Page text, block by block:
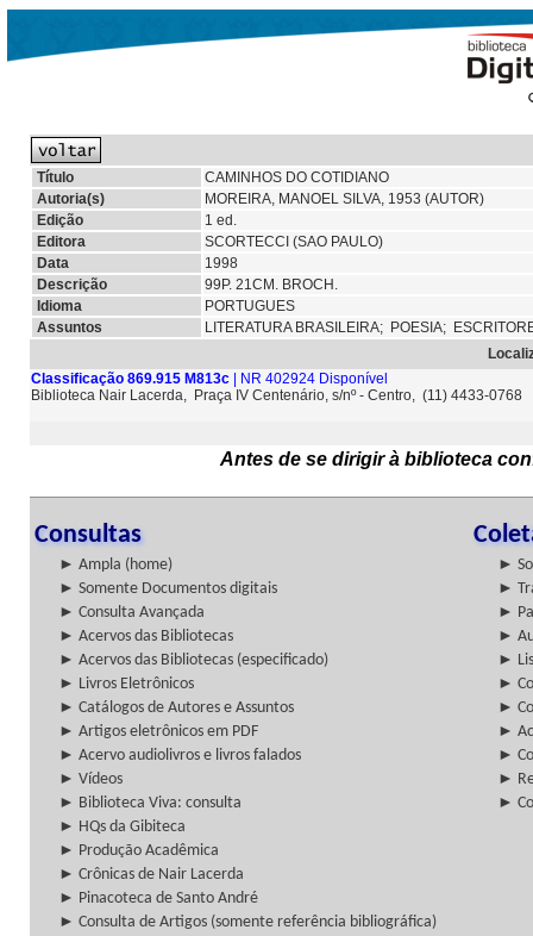
Título
CAMINHOS DO COTIDIANO
Autoria(s)
MOREIRA, MANOEL SILVA, 1953 (AUTOR)
Edição
1 ed.
Editora
SCORTECCI (SAO PAULO)
Data
1998
Descrição
99P. 21CM. BROCH.
Idioma
PORTUGUES
Assuntos
LITERATURA BRASILEIRA; POESIA;
Classificação 869.915 M813c | NR 402924 Disponível
Biblioteca Nair Lacerda, Praça IV Centenário, s/nº - Centro, (11) 4433-0768
Antes de se dirigir à biblioteca
Consultas
► Ampla (home)
►
► Somente Documentos digitais
►
► Consulta Avançada
►
► Acervos das Bibliotecas
►
► Acervos das Bibliotecas (especificado)
►
► Livros Eletrônicos
►
► Catálogos de Autores e Assuntos
►
► Artigos eletrônicos em PDF
►
► Acervo audiolivros e livros falados
►
► Vídeos
►
► Biblioteca Viva: consulta
►
► HQs da Gibiteca
► Produção Acadêmica
► Crônicas de Nair Lacerda
► Pinacoteca de Santo André
► Consulta de Artigos (somente referência bibliográfica)